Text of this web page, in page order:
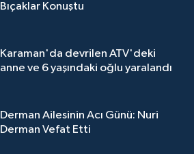
Bıçaklar Konuştu
Karaman'da devrilen ATV'deki
anne ve 6 yaşındaki oğlu yaralandı
Derman Ailesinin Acı Günü: Nuri
Derman Vefat Etti